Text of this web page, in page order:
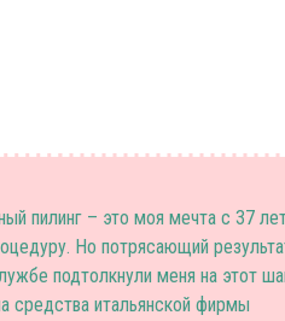
пилинг – это моя мечта с 37
Но потрясающий
подтолкнули меня на этот
средства итальянской фирмы